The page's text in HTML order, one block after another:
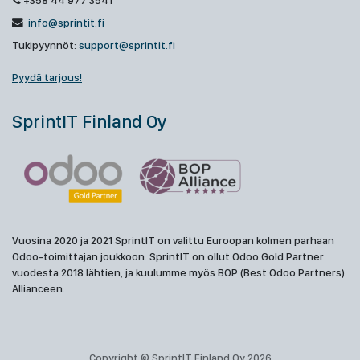
info@sprintit.fi
Tukipyynnöt: support@sprintit.fi
Pyydä tarjous!
SprintIT Finland Oy
Vuosina 2020 ja 2021 SprintIT on valittu Euroopan kolmen parhaan
Odoo-toimittajan joukkoon. SprintIT on ollut Odoo Gold Partner
vuodesta 2018 lähtien, ja kuulumme myös BOP (Best Odoo Partners)
Allianceen.
Copyright © SprintIT Finland Oy 2026